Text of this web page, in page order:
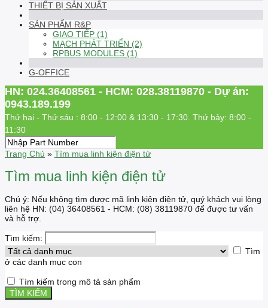
THIẾT BỊ SẢN XUẤT
SẢN PHẨM R&P
GIAO TIẾP (1)
MẠCH PHÁT TRIỂN (2)
RPBUS MODULES (1)
G-OFFICE
HN: 024.36408561 - HCM: 028.38119870 - Dự án:
0943.189.199
Thứ hai - Thứ sáu : 8:00 - 12:00 & 13:30 - 17:30. Thứ bảy: 8:00 -
11:30
Trang Chủ » Tìm mua linh kiện điện tử
Tìm mua linh kiện điện tử
Chú ý: Nếu không tìm được mã linh kiện điện tử, quý khách vui lòng
liên hệ HN: (04) 36408561 - HCM: (08) 38119870 để được tư vấn
và hỗ trợ.
Tìm kiếm:
Tìm
ở các danh mục con
Tìm kiếm trong mô tả sản phẩm